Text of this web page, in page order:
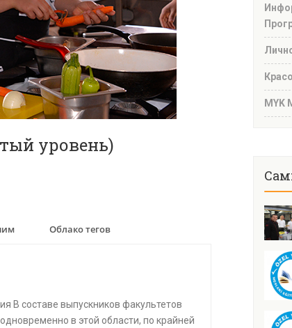
уровень)
Облако тегов
В составе выпускников факультетов
в этой области, по крайней
MYK